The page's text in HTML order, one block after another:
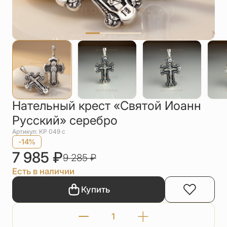
Упаковка
Цепи
Чётки
Шнурки на
шею
Другое
Нательный крест «Святой Иоанн
Русский» серебро
Артикул: КР 049 с
-14%
7 985 ₽9 285₽
Есть в наличии
Купить
Количество